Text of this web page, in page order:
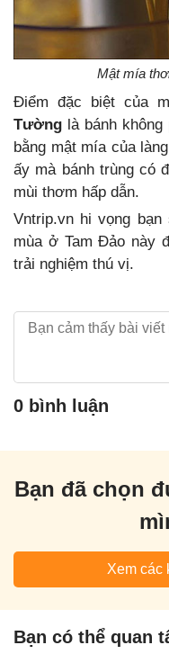
Mật mía
Điểm đặc biệt của
Tường là bánh
bằng mật mía của
ấy mà bánh trùng có
mùi thơm hấp dẫn.
Vntrip.vn hi vọng
mùa ở Tam Đảo này
trải nghiệm thú vị.
0 bình luận
Bạn đã chọn
Xem các
Bạn có thể quan